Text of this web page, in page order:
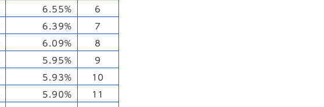
6.55% 6
6.39% 7
6.09% 8
5.95% 9
5.93% 10
5.90% 11